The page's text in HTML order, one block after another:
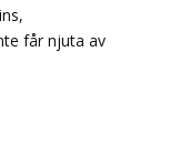
får njuta av